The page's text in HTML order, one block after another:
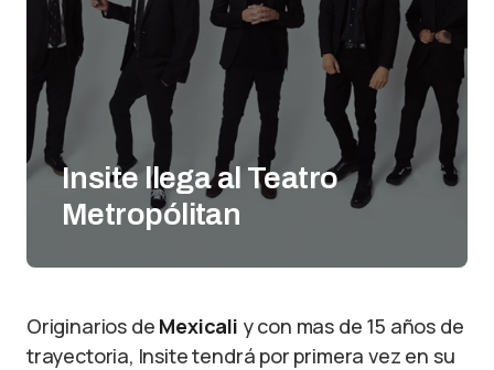
Insite llega al Teatro
Metropólitan
Originarios de Mexicali y con mas de 15 años de
trayectoria, Insite tendrá por primera vez en su